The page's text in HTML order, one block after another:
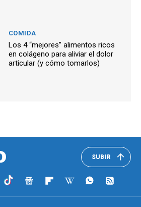
COMIDA
Los 4 “mejores” alimentos ricos
en colágeno para aliviar el dolor
articular (y cómo tomarlos)
SUBIR